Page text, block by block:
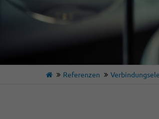
Referenzen